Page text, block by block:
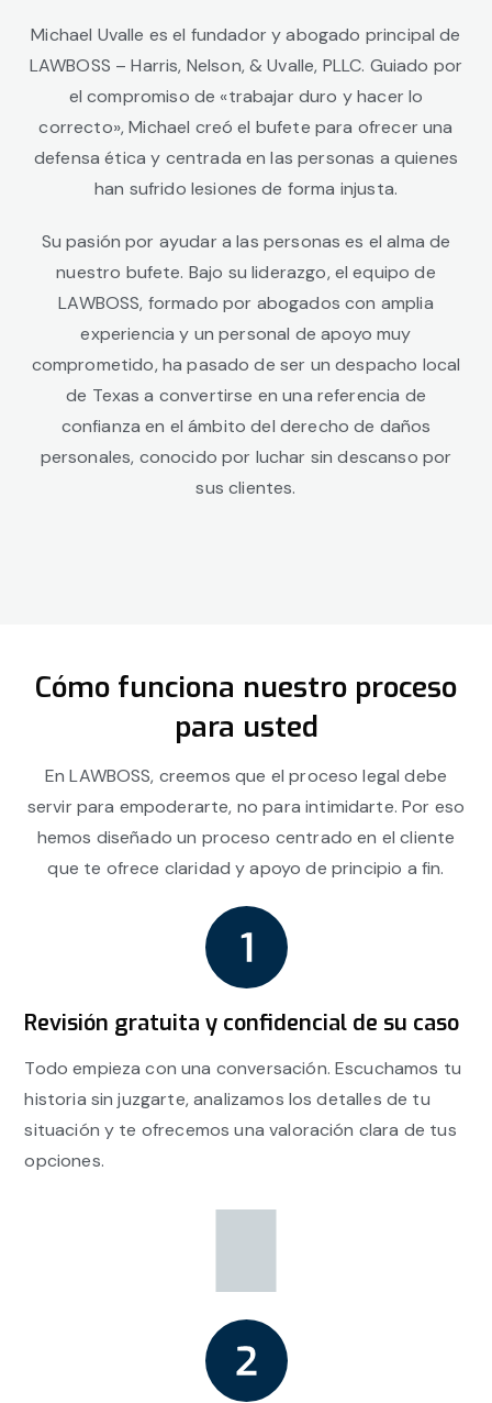
Michael Uvalle es el fundador y abogado principal de
LAWBOSS – Harris, Nelson, & Uvalle, PLLC. Guiado por
el compromiso de «trabajar duro y hacer lo
correcto», Michael creó el bufete para ofrecer una
defensa ética y centrada en las personas a quienes
han sufrido lesiones de forma injusta.
Su pasión por ayudar a las personas es el alma de
nuestro bufete. Bajo su liderazgo, el equipo de
LAWBOSS, formado por abogados con amplia
experiencia y un personal de apoyo muy
comprometido, ha pasado de ser un despacho local
de Texas a convertirse en una referencia de
confianza en el ámbito del derecho de daños
personales, conocido por luchar sin descanso por
sus clientes.
Cómo funciona nuestro proceso
para usted
En LAWBOSS, creemos que el proceso legal debe
servir para empoderarte, no para intimidarte. Por eso
hemos diseñado un proceso centrado en el cliente
que te ofrece claridad y apoyo de principio a fin.
Revisión gratuita y confidencial de su caso
Todo empieza con una conversación. Escuchamos tu
historia sin juzgarte, analizamos los detalles de tu
situación y te ofrecemos una valoración clara de tus
opciones.